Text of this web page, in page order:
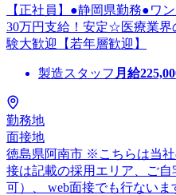
【正社員】●静岡県勤務●ワ
30万円支給！安定☆医療業界
験大歓迎【若年層歓迎】
製造スタッフ 月給
勤務地
面接地
徳島県阿南市 ※こちらは当
接は記載の採用エリア、ご
可）、 web面接でも行ない